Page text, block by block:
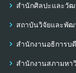
สำนักศิลปะและวั
สถาบันวิจัยและพั
สำนักงานอธิการบดี
สำนักงานสภามหา